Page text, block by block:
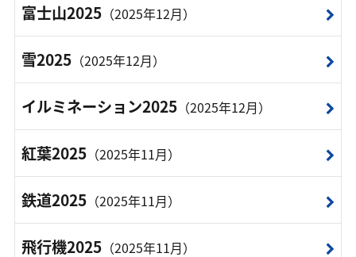
富士山2025（2025年12月）
雪2025（2025年12月）
イルミネーション2025（2025年12月）
紅葉2025（2025年11月）
鉄道2025（2025年11月）
飛行機2025（2025年11月）